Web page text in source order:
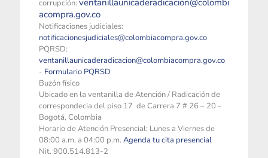
corrupción: ventanillaunicaderadicacion@colombi
acompra.gov.co
Notificaciones judiciales:
notificacionesjudiciales@colombiacompra.gov.co
PQRSD:
ventanillaunicaderadicacion@colombiacompra.gov.co
- Formulario PQRSD
Buzón físico
Ubicado en la ventanilla de Atención / Radicación de
correspondecia del piso 17 de Carrera 7 # 26 – 20 -
Bogotá, Colombia
Horario de Atención Presencial: Lunes a Viernes de
08:00 a.m. a 04:00 p.m. Agenda tu cita presencial
Nit. 900.514.813-2